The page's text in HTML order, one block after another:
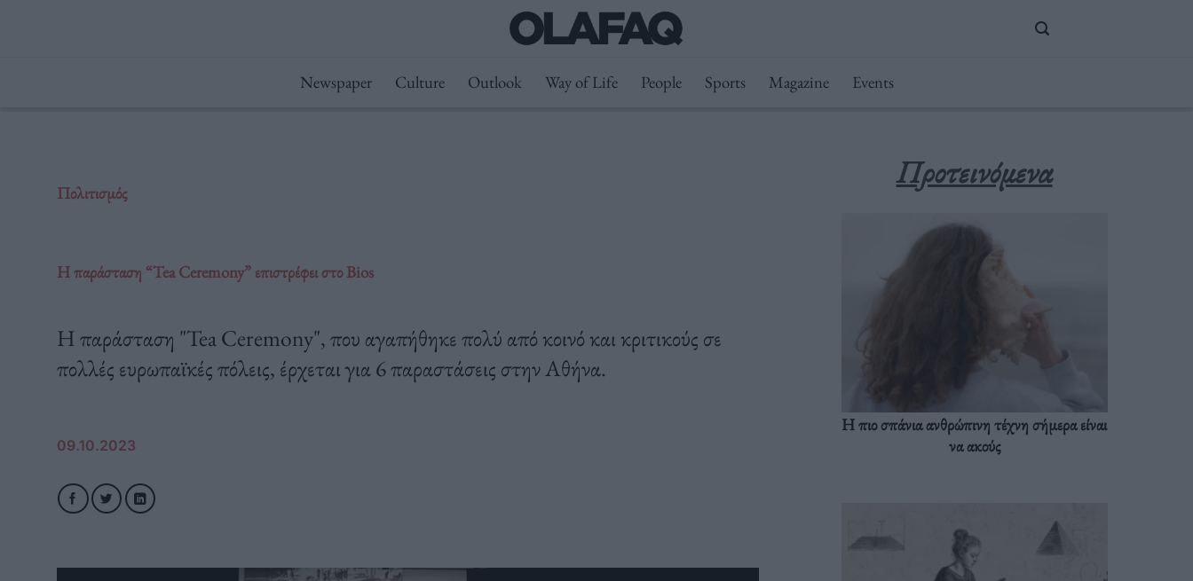
Newspaper Culture Outlook Way of Life People Sports Magazine Events
Πολιτισμός
H παράσταση “Tea Ceremony” επιστρέφει στο Bios
H παράσταση "Tea Ceremony", που αγαπήθηκε πολύ από κοινό και κριτικούς σε
πολλές ευρωπαϊκές πόλεις, έρχεται για 6 παραστάσεις στην Αθήνα.
09.10.2023
Προτεινόμενα
Η πιο σπάνια ανθρώπινη τέχνη σήμερα είναι
να ακούς